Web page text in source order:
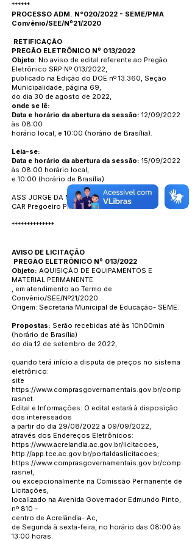
******
PROCESSO ADM. N°020/2022 - SEME/PMA
Convênio/SEE/Nº21/2020
RETIFICAÇÃO
PREGÃO ELETRÔNICO Nº 013/2022
Objeto: No aviso de edital referente ao Pregão
Eletrônico SRP Nº 013/2022,
publicado na Edição do DOE nº 13.360, Seção
Municipalidade, página 69,
do dia 30 de agosto de 2022,
onde se lê:
Data e horário da abertura da sessão: 12/09/2022
às 08:00
horário local, e 10:00 (horário de Brasília).
Leia-se:
Data e horário da abertura da sessão: 15/09/2022
às 08:00 horário local,
e 10:00 (horário de Brasília).
ASS JORGE DA MATA COELHO
CAR Pregoeiro PMA
**************
AVISO DE LICITAÇÃO
PREGÃO ELETRÔNICO Nº 013/2022
Objeto: AQUISIÇÃO DE EQUIPAMENTOS E
MATERIAL PERMANENTE
, em atendimento ao Termo de
Convênio/SEE/Nº21/2020.
Origem: Secretaria Municipal de Educação- SEME.
Propostas: Serão recebidas até às 10h00min
(horário de Brasília)
do dia 12 de setembro de 2022,
quando terá início a disputa de preços no sistema
eletrônico:
site
https://www.comprasgovernamentais.gov.br/comp
rasnet.
Edital e Informações: O edital estará à disposição
dos interessados
a partir do dia 29/08/2022 a 09/09/2022,
através dos Endereços Eletrônicos:
https://www.acrelandia.ac.gov.br/licitacoes,
http://app.tce.ac.gov.br/portaldaslicitacoes;
https://www.comprasgovernamentais.gov.br/comp
rasnet,
ou excepcionalmente na Comissão Permanente de
Licitações,
localizado na Avenida Governador Edmundo Pinto,
nº 810 –
centro de Acrelândia- Ac,
de Segunda à sexta-feira, no horário das 08:00 às
13:00 horas.